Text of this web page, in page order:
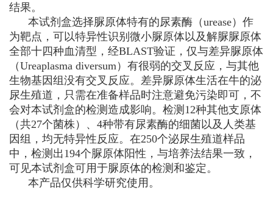
结果。
本试剂盒选择脲原体特有的尿素酶（urease）作
为靶点，可以特异性识别微小脲原体以及解脲脲原体
全部十四种血清型，经BLAST验证，仅与差异脲原体
（Ureaplasma diversum ）有很弱的交叉反应，与其他
生物基因组没有交叉反应。差异脲原体生活在牛的泌
尿生殖道，只需在准备样品时注意避免污染即可，不
会对本试剂盒的检测造成影响。检测12种其他支原体
（共27个菌株）、4种带有尿素酶的细菌以及人类基
因组，均无特异性反应。在250个泌尿生殖道样品
中，检测出194个脲原体阳性，与培养法结果一致，
可见本试剂盒可用于脲原体的检测和鉴定。
本产品仅供科学研究使用。